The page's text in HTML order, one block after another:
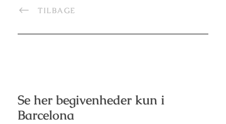
TILBAGE
Se her begivenheder kun i
Barcelona